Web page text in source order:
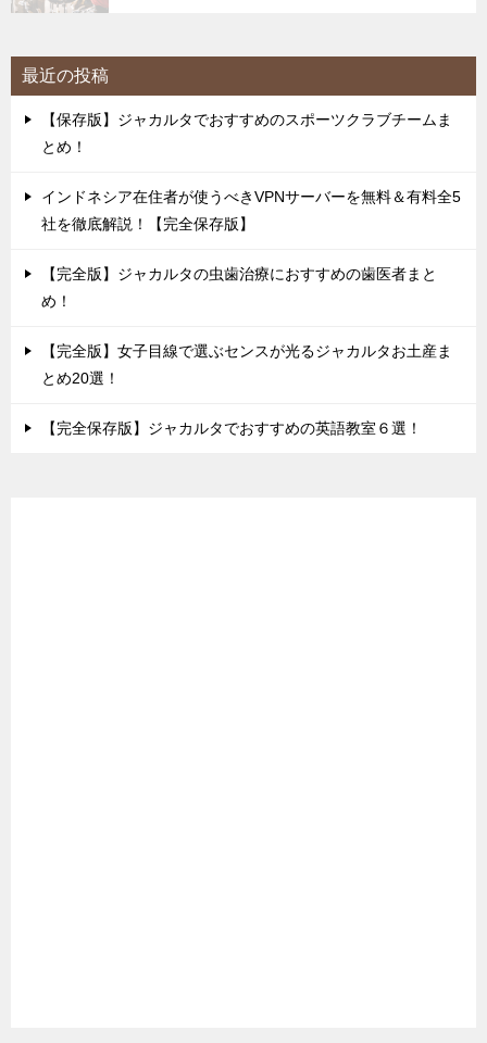
最近の投稿
【保存版】ジャカルタでおすすめのスポーツクラブチームま
とめ！
インドネシア在住者が使うべきVPNサーバーを無料＆有料全5
社を徹底解説！【完全保存版】
【完全版】ジャカルタの虫歯治療におすすめの歯医者まと
め！
【完全版】女子目線で選ぶセンスが光るジャカルタお土産ま
とめ20選！
【完全保存版】ジャカルタでおすすめの英語教室６選！